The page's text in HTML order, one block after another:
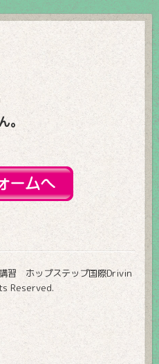
習 ホップステップ国際Drivin
Reserved.